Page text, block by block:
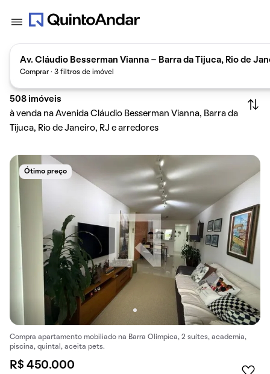
Av. Cláudio Besserman Vianna - Barra da Tijuca, Rio de
Comprar · 3 filtros de imóvel
508 imóveis
à venda na Avenida Cláudio Besserman Vianna, Barra da
Tijuca, Rio de Janeiro, RJ e arredores
Ótimo preço
Compra apartamento mobiliado na Barra Olímpica, 2 suítes, academia,
piscina, quintal, aceita pets.
R$ 450.000